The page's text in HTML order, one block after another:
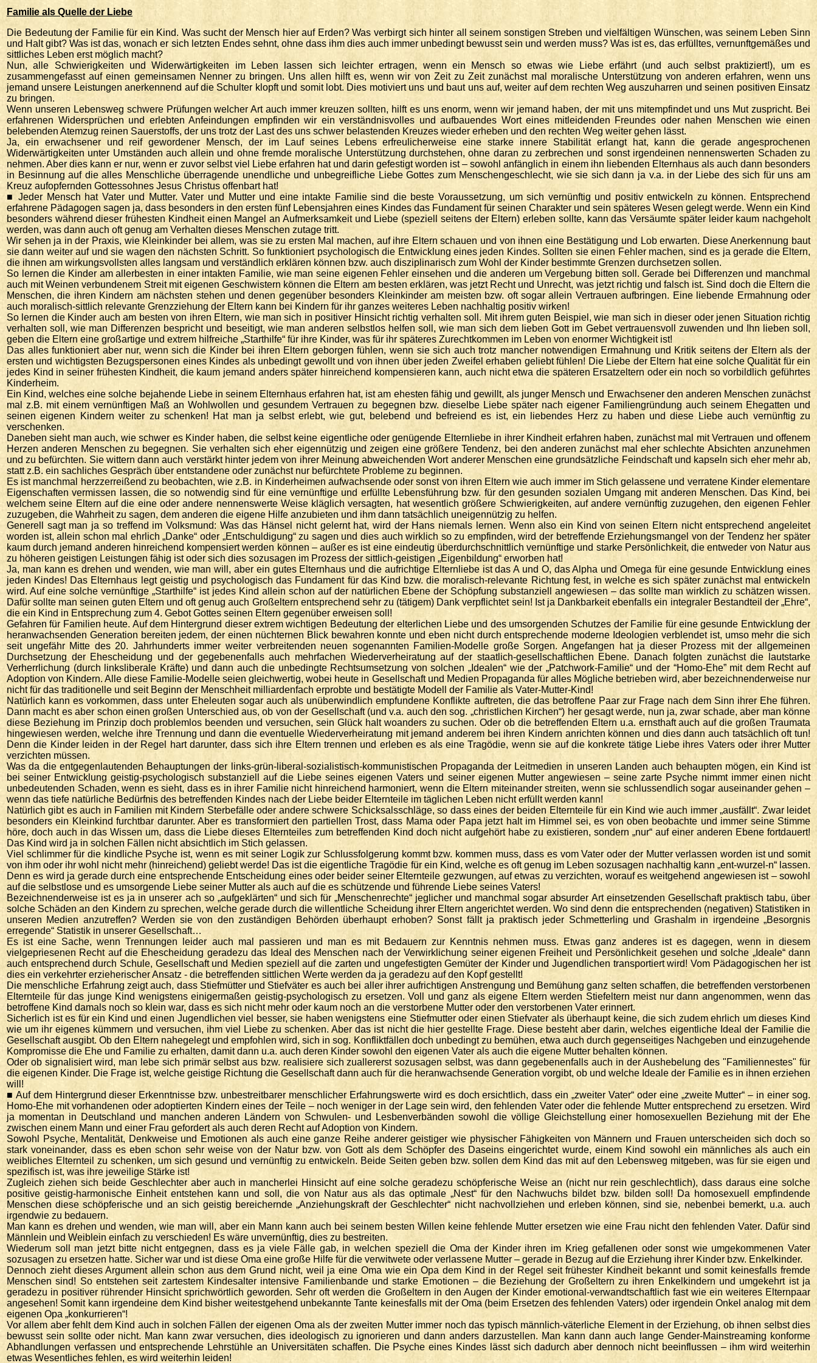
Familie als Quelle der Liebe
Die Bedeutung der Familie für ein Kind. Was sucht der Mensch hier auf Erden? Was verbirgt sich hinter all seinem sonstigen Streben und vielfältigen Wünschen, was seinem Leben Sinn
und Halt gibt? Was ist das, wonach er sich letzten Endes sehnt, ohne dass ihm dies auch immer unbedingt bewusst sein und werden muss? Was ist es, das erfülltes, vernunftgemäßes und
sittliches Leben erst möglich macht?
Nun, alle Schwierigkeiten und Widerwärtigkeiten im Leben lassen sich leichter ertragen, wenn ein Mensch so etwas wie Liebe erfährt (und auch selbst praktiziert!), um es
zusammengefasst auf einen gemeinsamen Nenner zu bringen. Uns allen hilft es, wenn wir von Zeit zu Zeit zunächst mal moralische Unterstützung von anderen erfahren, wenn uns
jemand unsere Leistungen anerkennend auf die Schulter klopft und somit lobt. Dies motiviert uns und baut uns auf, weiter auf dem rechten Weg auszuharren und seinen positiven Einsatz
zu bringen.
Wenn unseren Lebensweg schwere Prüfungen welcher Art auch immer kreuzen sollten, hilft es uns enorm, wenn wir jemand haben, der mit uns mitempfindet und uns Mut zuspricht. Bei
erfahrenen Widersprüchen und erlebten Anfeindungen empfinden wir ein verständnisvolles und aufbauendes Wort eines mitleidenden Freundes oder nahen Menschen wie einen
belebenden Atemzug reinen Sauerstoffs, der uns trotz der Last des uns schwer belastenden Kreuzes wieder erheben und den rechten Weg weiter gehen lässt.
Ja, ein erwachsener und reif gewordener Mensch, der im Lauf seines Lebens erfreulicherweise eine starke innere Stabilität erlangt hat, kann die gerade angesprochenen
Widerwärtigkeiten unter Umständen auch allein und ohne fremde moralische Unterstützung durchstehen, ohne daran zu zerbrechen und sonst irgendeinen nennenswerten Schaden zu
nehmen. Aber dies kann er nur, wenn er zuvor selbst viel Liebe erfahren hat und darin gefestigt worden ist – sowohl anfänglich in einem ihn liebenden Elternhaus als auch dann besonders
in Besinnung auf die alles Menschliche überragende unendliche und unbegreifliche Liebe Gottes zum Menschengeschlecht, wie sie sich dann ja v.a. in der Liebe des sich für uns am
Kreuz aufopfernden Gottessohnes Jesus Christus offenbart hat!
■ Jeder Mensch hat Vater und Mutter. Vater und Mutter und eine intakte Familie sind die beste Voraussetzung, um sich vernünftig und positiv entwickeln zu können. Entsprechend
erfahrene Pädagogen sagen ja, dass besonders in den ersten fünf Lebensjahren eines Kindes das Fundament für seinen Charakter und sein späteres Wesen gelegt werde. Wenn ein Kind
besonders während dieser frühesten Kindheit einen Mangel an Aufmerksamkeit und Liebe (speziell seitens der Eltern) erleben sollte, kann das Versäumte später leider kaum nachgeholt
werden, was dann auch oft genug am Verhalten dieses Menschen zutage tritt.
Wir sehen ja in der Praxis, wie Kleinkinder bei allem, was sie zu ersten Mal machen, auf ihre Eltern schauen und von ihnen eine Bestätigung und Lob erwarten. Diese Anerkennung baut
sie dann weiter auf und sie wagen den nächsten Schritt. So funktioniert psychologisch die Entwicklung eines jeden Kindes. Sollten sie einen Fehler machen, sind es ja gerade die Eltern,
die ihnen am wirkungsvollsten alles langsam und verständlich erklären können bzw. auch disziplinarisch zum Wohl der Kinder bestimmte Grenzen durchsetzen sollen.
So lernen die Kinder am allerbesten in einer intakten Familie, wie man seine eigenen Fehler einsehen und die anderen um Vergebung bitten soll. Gerade bei Differenzen und manchmal
auch mit Weinen verbundenem Streit mit eigenen Geschwistern können die Eltern am besten erklären, was jetzt Recht und Unrecht, was jetzt richtig und falsch ist. Sind doch die Eltern die
Menschen, die ihren Kindern am nächsten stehen und denen gegenüber besonders Kleinkinder am meisten bzw. oft sogar allein Vertrauen aufbringen. Eine liebende Ermahnung oder
auch moralisch-sittlich relevante Grenzziehung der Eltern kann bei Kindern für ihr ganzes weiteres Leben nachhaltig positiv wirken!
So lernen die Kinder auch am besten von ihren Eltern, wie man sich in positiver Hinsicht richtig verhalten soll. Mit ihrem guten Beispiel, wie man sich in dieser oder jenen Situation richtig
verhalten soll, wie man Differenzen bespricht und beseitigt, wie man anderen selbstlos helfen soll, wie man sich dem lieben Gott im Gebet vertrauensvoll zuwenden und Ihn lieben soll,
geben die Eltern eine großartige und extrem hilfreiche „Starthilfe“ für ihre Kinder, was für ihr späteres Zurechtkommen im Leben von enormer Wichtigkeit ist!
Das alles funktioniert aber nur, wenn sich die Kinder bei ihren Eltern geborgen fühlen, wenn sie sich auch trotz mancher notwendigen Ermahnung und Kritik seitens der Eltern als der
ersten und wichtigsten Bezugspersonen eines Kindes als unbedingt gewollt und von ihnen über jeden Zweifel erhaben geliebt fühlen! Die Liebe der Eltern hat eine solche Qualität für ein
jedes Kind in seiner frühesten Kindheit, die kaum jemand anders später hinreichend kompensieren kann, auch nicht etwa die späteren Ersatzeltern oder ein noch so vorbildlich geführtes
Kinderheim.
Ein Kind, welches eine solche bejahende Liebe in seinem Elternhaus erfahren hat, ist am ehesten fähig und gewillt, als junger Mensch und Erwachsener den anderen Menschen zunächst
mal z.B. mit einem vernünftigen Maß an Wohlwollen und gesundem Vertrauen zu begegnen bzw. dieselbe Liebe später nach eigener Familiengründung auch seinem Ehegatten und
seinen eigenen Kindern weiter zu schenken! Hat man ja selbst erlebt, wie gut, belebend und befreiend es ist, ein liebendes Herz zu haben und diese Liebe auch vernünftig zu
verschenken.
Daneben sieht man auch, wie schwer es Kinder haben, die selbst keine eigentliche oder genügende Elternliebe in ihrer Kindheit erfahren haben, zunächst mal mit Vertrauen und offenem
Herzen anderen Menschen zu begegnen. Sie verhalten sich eher eigennützig und zeigen eine größere Tendenz, bei den anderen zunächst mal eher schlechte Absichten anzunehmen
und zu befürchten. Sie wittern dann auch verstärkt hinter jedem von ihrer Meinung abweichenden Wort anderer Menschen eine grundsätzliche Feindschaft und kapseln sich eher mehr ab,
statt z.B. ein sachliches Gespräch über entstandene oder zunächst nur befürchtete Probleme zu beginnen.
Es ist manchmal herzzerreißend zu beobachten, wie z.B. in Kinderheimen aufwachsende oder sonst von ihren Eltern wie auch immer im Stich gelassene und verratene Kinder elementare
Eigenschaften vermissen lassen, die so notwendig sind für eine vernünftige und erfüllte Lebensführung bzw. für den gesunden sozialen Umgang mit anderen Menschen. Das Kind, bei
welchem seine Eltern auf die eine oder andere nennenswerte Weise kläglich versagten, hat wesentlich größere Schwierigkeiten, auf andere vernünftig zuzugehen, den eigenen Fehler
zuzugeben, die Wahrheit zu sagen, dem anderen die eigene Hilfe anzubieten und ihm dann tatsächlich uneigennützig zu helfen.
Generell sagt man ja so treffend im Volksmund: Was das Hänsel nicht gelernt hat, wird der Hans niemals lernen. Wenn also ein Kind von seinen Eltern nicht entsprechend angeleitet
worden ist, allein schon mal ehrlich „Danke“ oder „Entschuldigung“ zu sagen und dies auch wirklich so zu empfinden, wird der betreffende Erziehungsmangel von der Tendenz her später
kaum durch jemand anderen hinreichend kompensiert werden können – außer es ist eine eindeutig überdurchschnittlich vernünftige und starke Persönlichkeit, die entweder von Natur aus
zu höheren geistigen Leistungen fähig ist oder sich dies sozusagen im Prozess der sittlich-geistigen „Eigenbildung“ erworben hat!
Ja, man kann es drehen und wenden, wie man will, aber ein gutes Elternhaus und die aufrichtige Elternliebe ist das A und O, das Alpha und Omega für eine gesunde Entwicklung eines
jeden Kindes! Das Elternhaus legt geistig und psychologisch das Fundament für das Kind bzw. die moralisch-relevante Richtung fest, in welche es sich später zunächst mal entwickeln
wird. Auf eine solche vernünftige „Starthilfe“ ist jedes Kind allein schon auf der natürlichen Ebene der Schöpfung substanziell angewiesen – das sollte man wirklich zu schätzen wissen.
Dafür sollte man seinen guten Eltern und oft genug auch Großeltern entsprechend sehr zu (tätigem) Dank verpflichtet sein! Ist ja Dankbarkeit ebenfalls ein integraler Bestandteil der „Ehre“,
die ein Kind in Entsprechung zum 4. Gebot Gottes seinen Eltern gegenüber erweisen soll!
Gefahren für Familien heute. Auf dem Hintergrund dieser extrem wichtigen Bedeutung der elterlichen Liebe und des umsorgenden Schutzes der Familie für eine gesunde Entwicklung der
heranwachsenden Generation bereiten jedem, der einen nüchternen Blick bewahren konnte und eben nicht durch entsprechende moderne Ideologien verblendet ist, umso mehr die sich
seit ungefähr Mitte des 20. Jahrhunderts immer weiter verbreitenden neuen sogenannten Familien-Modelle große Sorgen. Angefangen hat ja dieser Prozess mit der allgemeinen
Durchsetzung der Ehescheidung und der gegebenenfalls auch mehrfachen Wiederverheiratung auf der staatlich-gesellschaftlichen Ebene. Danach folgten zunächst die lautstarke
Verherrlichung (durch linksliberale Kräfte) und dann auch die unbedingte Rechtsumsetzung von solchen „Idealen“ wie der „Patchwork-Familie“ und der “Homo-Ehe” mit dem Recht auf
Adoption von Kindern. Alle diese Familie-Modelle seien gleichwertig, wobei heute in Gesellschaft und Medien Propaganda für alles Mögliche betrieben wird, aber bezeichnenderweise nur
nicht für das traditionelle und seit Beginn der Menschheit milliardenfach erprobte und bestätigte Modell der Familie als Vater-Mutter-Kind!
Natürlich kann es vorkommen, dass unter Eheleuten sogar auch als unüberwindlich empfundene Konflikte auftreten, die das betroffene Paar zur Frage nach dem Sinn ihrer Ehe führen.
Dann macht es aber schon einen großen Unterschied aus, ob von der Gesellschaft (und v.a. auch den sog. „christlichen Kirchen“) her gesagt werde, nun ja, zwar schade, aber man könne
diese Beziehung im Prinzip doch problemlos beenden und versuchen, sein Glück halt woanders zu suchen. Oder ob die betreffenden Eltern u.a. ernsthaft auch auf die großen Traumata
hingewiesen werden, welche ihre Trennung und dann die eventuelle Wiederverheiratung mit jemand anderem bei ihren Kindern anrichten können und dies dann auch tatsächlich oft tun!
Denn die Kinder leiden in der Regel hart darunter, dass sich ihre Eltern trennen und erleben es als eine Tragödie, wenn sie auf die konkrete tätige Liebe ihres Vaters oder ihrer Mutter
verzichten müssen.
Was da die entgegenlautenden Behauptungen der links-grün-liberal-sozialistisch-kommunistischen Propaganda der Leitmedien in unseren Landen auch behaupten mögen, ein Kind ist
bei seiner Entwicklung geistig-psychologisch substanziell auf die Liebe seines eigenen Vaters und seiner eigenen Mutter angewiesen – seine zarte Psyche nimmt immer einen nicht
unbedeutenden Schaden, wenn es sieht, dass es in ihrer Familie nicht hinreichend harmoniert, wenn die Eltern miteinander streiten, wenn sie schlussendlich sogar auseinander gehen –
wenn das tiefe natürliche Bedürfnis des betreffenden Kindes nach der Liebe beider Elternteile im täglichen Leben nicht erfüllt werden kann!
Natürlich gibt es auch in Familien mit Kindern Sterbefälle oder andere schwere Schicksalsschläge, so dass eines der beiden Elternteile für ein Kind wie auch immer „ausfällt“. Zwar leidet
besonders ein Kleinkind furchtbar darunter. Aber es transformiert den partiellen Trost, dass Mama oder Papa jetzt halt im Himmel sei, es von oben beobachte und immer seine Stimme
höre, doch auch in das Wissen um, dass die Liebe dieses Elternteiles zum betreffenden Kind doch nicht aufgehört habe zu existieren, sondern „nur“ auf einer anderen Ebene fortdauert!
Das Kind wird ja in solchen Fällen nicht absichtlich im Stich gelassen.
Viel schlimmer für die kindliche Psyche ist, wenn es mit seiner Logik zur Schlussfolgerung kommt bzw. kommen muss, dass es vom Vater oder der Mutter verlassen worden ist und somit
von ihm oder ihr wohl nicht mehr (hinreichend) geliebt werde! Das ist die eigentliche Tragödie für ein Kind, welche es oft genug im Leben sozusagen nachhaltig kann „ent-wurzel-n“ lassen.
Denn es wird ja gerade durch eine entsprechende Entscheidung eines oder beider seiner Elternteile gezwungen, auf etwas zu verzichten, worauf es weitgehend angewiesen ist – sowohl
auf die selbstlose und es umsorgende Liebe seiner Mutter als auch auf die es schützende und führende Liebe seines Vaters!
Bezeichnenderweise ist es ja in unserer ach so „aufgeklärten“ und sich für „Menschenrechte“ jeglicher und manchmal sogar absurder Art einsetzenden Gesellschaft praktisch tabu, über
solche Schäden an den Kindern zu sprechen, welche gerade durch die willentliche Scheidung ihrer Eltern angerichtet werden. Wo sind denn die entsprechenden (negativen) Statistiken in
unseren Medien anzutreffen? Werden sie von den zuständigen Behörden überhaupt erhoben? Sonst fällt ja praktisch jeder Schmetterling und Grashalm in irgendeine „Besorgnis
erregende“ Statistik in unserer Gesellschaft…
Es ist eine Sache, wenn Trennungen leider auch mal passieren und man es mit Bedauern zur Kenntnis nehmen muss. Etwas ganz anderes ist es dagegen, wenn in diesem
vielgepriesenen Recht auf die Ehescheidung geradezu das Ideal des Menschen nach der Verwirklichung seiner eigenen Freiheit und Persönlichkeit gesehen und solche „Ideale“ dann
auch entsprechend durch Schule, Gesellschaft und Medien speziell auf die zarten und ungefestigten Gemüter der Kinder und Jugendlichen transportiert wird! Vom Pädagogischen her ist
dies ein verkehrter erzieherischer Ansatz - die betreffenden sittlichen Werte werden da ja geradezu auf den Kopf gestellt!
Die menschliche Erfahrung zeigt auch, dass Stiefmütter und Stiefväter es auch bei aller ihrer aufrichtigen Anstrengung und Bemühung ganz selten schaffen, die betreffenden verstorbenen
Elternteile für das junge Kind wenigstens einigermaßen geistig-psychologisch zu ersetzen. Voll und ganz als eigene Eltern werden Stiefeltern meist nur dann angenommen, wenn das
betroffene Kind damals noch so klein war, dass es sich nicht mehr oder kaum noch an die verstorbene Mutter oder den verstorbenen Vater erinnert.
Sicherlich ist es für ein Kind und einen Jugendlichen viel besser, sie haben wenigstens eine Stiefmutter oder einen Stiefvater als überhaupt keine, die sich zudem ehrlich um dieses Kind
wie um ihr eigenes kümmern und versuchen, ihm viel Liebe zu schenken. Aber das ist nicht die hier gestellte Frage. Diese besteht aber darin, welches eigentliche Ideal der Familie die
Gesellschaft ausgibt. Ob den Eltern nahegelegt und empfohlen wird, sich in sog. Konfliktfällen doch unbedingt zu bemühen, etwa auch durch gegenseitiges Nachgeben und einzugehende
Kompromisse die Ehe und Familie zu erhalten, damit dann u.a. auch deren Kinder sowohl den eigenen Vater als auch die eigene Mutter behalten können.
Oder ob signalisiert wird, man lebe sich primär selbst aus bzw. realisiere sich zuallererst sozusagen selbst, was dann gegebenenfalls auch in der Aushebelung des "Familiennestes" für
die eigenen Kinder. Die Frage ist, welche geistige Richtung die Gesellschaft dann auch für die heranwachsende Generation vorgibt, ob und welche Ideale der Familie es in ihnen erziehen
will!
■ Auf dem Hintergrund dieser Erkenntnisse bzw. unbestreitbarer menschlicher Erfahrungswerte wird es doch ersichtlich, dass ein „zweiter Vater“ oder eine „zweite Mutter“ – in einer sog.
Homo-Ehe mit vorhandenen oder adoptierten Kindern eines der Teile – noch weniger in der Lage sein wird, den fehlenden Vater oder die fehlende Mutter entsprechend zu ersetzen. Wird
ja momentan in Deutschland und manchen anderen Ländern von Schwulen- und Lesbenverbänden sowohl die völlige Gleichstellung einer homosexuellen Beziehung mit der Ehe
zwischen einem Mann und einer Frau gefordert als auch deren Recht auf Adoption von Kindern.
Sowohl Psyche, Mentalität, Denkweise und Emotionen als auch eine ganze Reihe anderer geistiger wie physischer Fähigkeiten von Männern und Frauen unterscheiden sich doch so
stark voneinander, dass es eben schon sehr weise von der Natur bzw. von Gott als dem Schöpfer des Daseins eingerichtet wurde, einem Kind sowohl ein männliches als auch ein
weibliches Elternteil zu schenken, um sich gesund und vernünftig zu entwickeln. Beide Seiten geben bzw. sollen dem Kind das mit auf den Lebensweg mitgeben, was für sie eigen und
spezifisch ist, was ihre jeweilige Stärke ist!
Zugleich ziehen sich beide Geschlechter aber auch in mancherlei Hinsicht auf eine solche geradezu schöpferische Weise an (nicht nur rein geschlechtlich), dass daraus eine solche
positive geistig-harmonische Einheit entstehen kann und soll, die von Natur aus als das optimale „Nest“ für den Nachwuchs bildet bzw. bilden soll! Da homosexuell empfindende
Menschen diese schöpferische und an sich geistig bereichernde „Anziehungskraft der Geschlechter“ nicht nachvollziehen und erleben können, sind sie, nebenbei bemerkt, u.a. auch
irgendwie zu bedauern.
Man kann es drehen und wenden, wie man will, aber ein Mann kann auch bei seinem besten Willen keine fehlende Mutter ersetzen wie eine Frau nicht den fehlenden Vater. Dafür sind
Männlein und Weiblein einfach zu verschieden! Es wäre unvernünftig, dies zu bestreiten.
Wiederum soll man jetzt bitte nicht entgegnen, dass es ja viele Fälle gab, in welchen speziell die Oma der Kinder ihren im Krieg gefallenen oder sonst wie umgekommenen Vater
sozusagen zu ersetzen hatte. Sicher war und ist diese Oma eine große Hilfe für die verwitwete oder verlassene Mutter – gerade in Bezug auf die Erziehung ihrer Kinder bzw. Enkelkinder.
Dennoch zieht dieses Argument allein schon aus dem Grund nicht, weil ja eine Oma wie ein Opa dem Kind in der Regel seit frühester Kindheit bekannt und somit keinesfalls fremde
Menschen sind! So entstehen seit zartestem Kindesalter intensive Familienbande und starke Emotionen – die Beziehung der Großeltern zu ihren Enkelkindern und umgekehrt ist ja
geradezu in positiver rührender Hinsicht sprichwörtlich geworden. Sehr oft werden die Großeltern in den Augen der Kinder emotional-verwandtschaftlich fast wie ein weiteres Elternpaar
angesehen! Somit kann irgendeine dem Kind bisher weitestgehend unbekannte Tante keinesfalls mit der Oma (beim Ersetzen des fehlenden Vaters) oder irgendein Onkel analog mit dem
eigenen Opa „konkurrieren“!
Vor allem aber fehlt dem Kind auch in solchen Fällen der eigenen Oma als der zweiten Mutter immer noch das typisch männlich-väterliche Element in der Erziehung, ob ihnen selbst dies
bewusst sein sollte oder nicht. Man kann zwar versuchen, dies ideologisch zu ignorieren und dann anders darzustellen. Man kann dann auch lange Gender-Mainstreaming konforme
Abhandlungen verfassen und entsprechende Lehrstühle an Universitäten schaffen. Die Psyche eines Kindes lässt sich dadurch aber dennoch nicht beeinflussen – ihm wird weiterhin
etwas Wesentliches fehlen, es wird weiterhin leiden!